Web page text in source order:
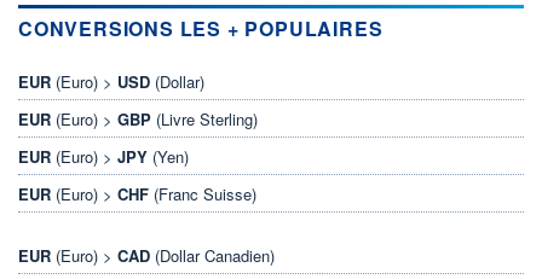
CONVERSIONS LES + POPULAIRES
EUR (Euro) > USD (Dollar)
EUR (Euro) > GBP (Livre Sterling)
EUR (Euro) > JPY (Yen)
EUR (Euro) > CHF (Franc Suisse)
EUR (Euro) > CAD (Dollar Canadien)